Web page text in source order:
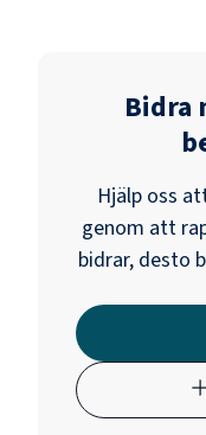
Bidra
Hjälp oss
genom att
bidrar, desto